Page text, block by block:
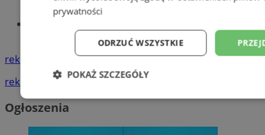
reklama
reklama
Ogłoszenia
prywatności
ODRZUĆ WSZYSTKIE
POKAŻ SZCZEGÓŁY
Niezbędne Wydajność